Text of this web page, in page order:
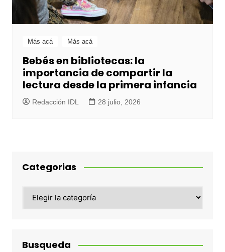
Más acá Más acá
Bebés en bibliotecas: la
importancia de compartir la
lectura desde la primera infancia
Redacción IDL 28 julio, 2026
Categorias
Busqueda